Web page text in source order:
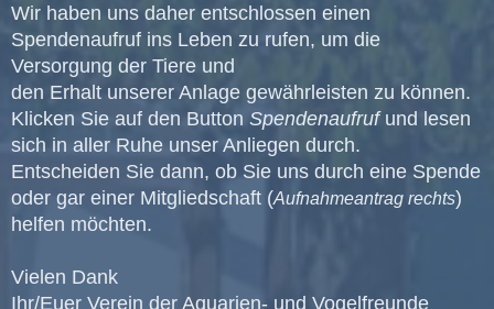
Wir haben uns daher entschlossen einen
Spendenaufruf ins Leben zu rufen, um die
Versorgung der Tiere und
den Erhalt unserer Anlage gewährleisten zu können.
Klicken Sie auf den Button Spendenaufrufund lesen
sich in aller Ruhe unser Anliegen durch.
Entscheiden Sie dann, ob Sie uns durch eine Spende
oder gar einer Mitgliedschaft (Aufnahmeantrag rechts)
helfen möchten.
Vielen Dank
Ihr/Euer Verein der Aquarien- und Vogelfreunde